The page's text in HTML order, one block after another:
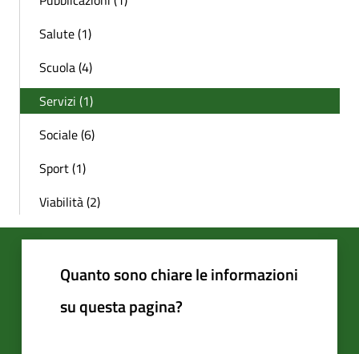
Salute (1)
Scuola (4)
Servizi (1)
Sociale (6)
Sport (1)
Viabilità (2)
Quanto sono chiare le informazioni
su questa pagina?